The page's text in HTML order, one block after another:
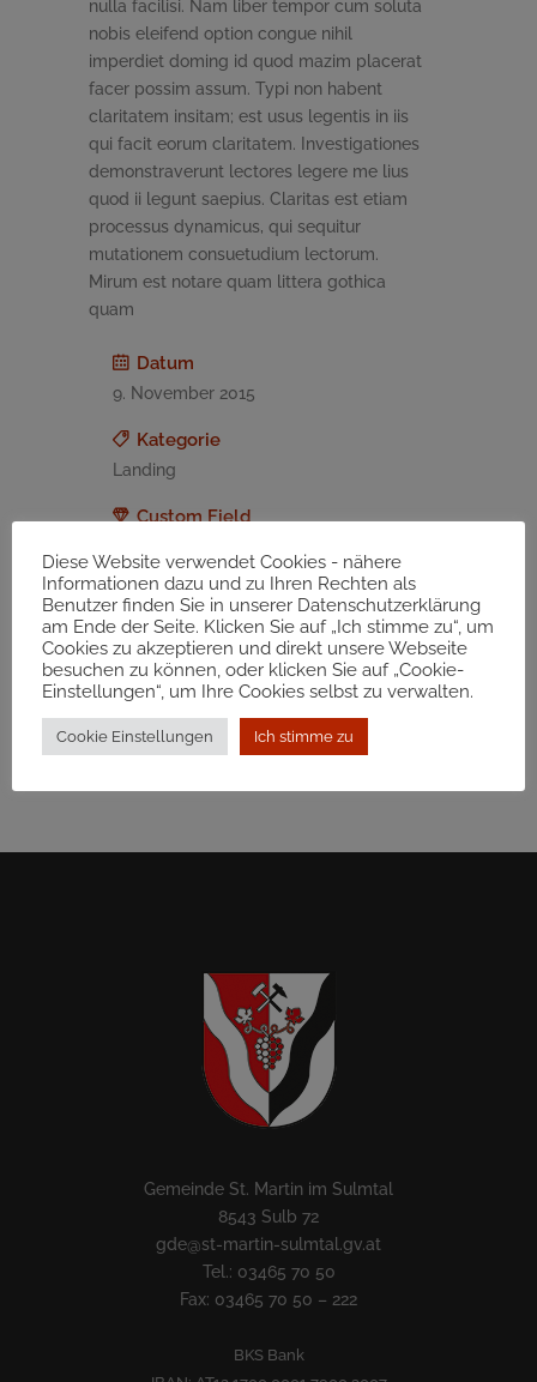
nulla facilisi. Nam liber tempor cum soluta
nobis eleifend option congue nihil
imperdiet doming id quod mazim placerat
facer possim assum. Typi non habent
claritatem insitam; est usus legentis in iis
qui facit eorum claritatem. Investigationes
demonstraverunt lectores legere me lius
quod ii legunt saepius. Claritas est etiam
processus dynamicus, qui sequitur
mutationem consuetudium lectorum.
Mirum est notare quam littera gothica
quam
Datum
9. November 2015
Kategorie
Landing
Custom Field
Teilen
Gemeinde St. Martin im Sulmtal
8543 Sulb 72
gde@st-martin-sulmtal.gv.at
Tel.: 03465 70 50
Fax: 03465 70 50 – 222
BKS Bank
Diese Website verwendet Cookies - nähere
Informationen dazu und zu Ihren Rechten als
Benutzer finden Sie in unserer Datenschutzerklärung
am Ende der Seite. Klicken Sie auf „Ich stimme zu“, um
Cookies zu akzeptieren und direkt unsere Webseite
besuchen zu können, oder klicken Sie auf „Cookie-
Einstellungen“, um Ihre Cookies selbst zu verwalten.
Cookie Einstellungen Ich stimme zu